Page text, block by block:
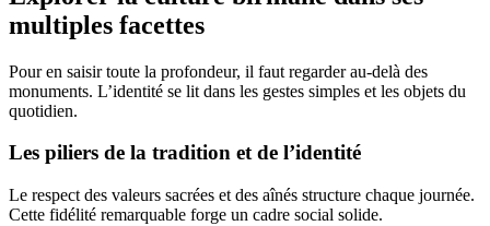
multiples facettes
Pour en saisir toute la profondeur, il faut regarder au-delà des
monuments. L’identité se lit dans les gestes simples et les objets du
quotidien.
Les piliers de la tradition et de l’identité
Le respect des valeurs sacrées et des aînés structure chaque journée.
Cette fidélité remarquable forge un cadre social solide.